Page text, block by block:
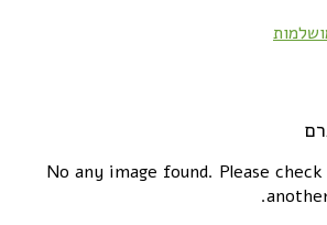
No any image found. Please